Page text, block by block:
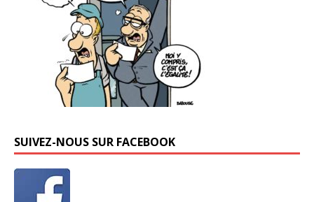
SUIVEZ-NOUS SUR FACEBOOK